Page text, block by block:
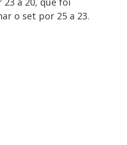
o set por 25 a 23.